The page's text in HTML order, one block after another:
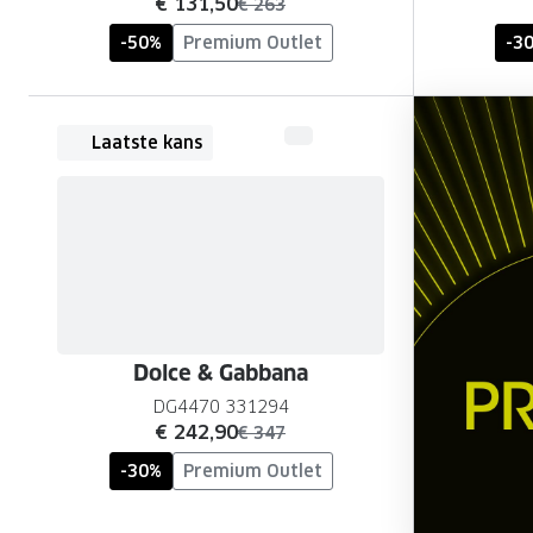
€ 263
-50%
Premium Outlet
-
Laatste kans
Dolce & Gabbana
DG4470 331294
nu:
€ 242,90was:
€ 347
-30%
Premium Outlet